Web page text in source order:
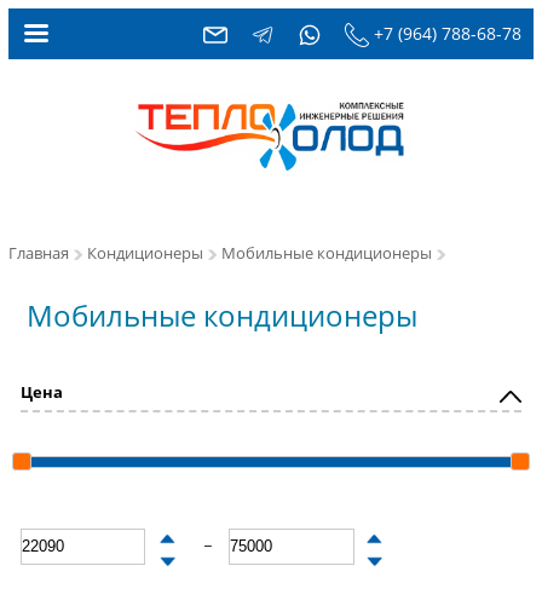
+7 (964) 788-68-78
Главная Кондиционеры Мобильные кондиционеры
Мобильные кондиционеры
Цена